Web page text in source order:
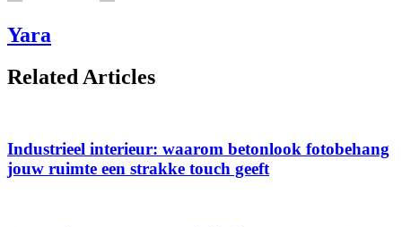
Yara
Related Articles
Industrieel interieur: waarom betonlook fotobehang
jouw ruimte een strakke touch geeft